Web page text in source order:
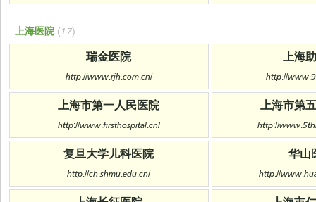
上海医院 (17)
瑞金医院
http://www.rjh.com.cn/
上海
http://
上海市第一人民医院
http://www.firsthospital.cn/
上海市第
http://
复旦大学儿科医院
http://ch.shmu.edu.cn/
华山
http://